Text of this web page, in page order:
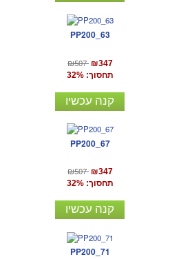
PP200_63
₪507 ₪347
תחסוך: 32%
קנה עכשיו
PP200_67
₪507 ₪347
תחסוך: 32%
קנה עכשיו
PP200_71